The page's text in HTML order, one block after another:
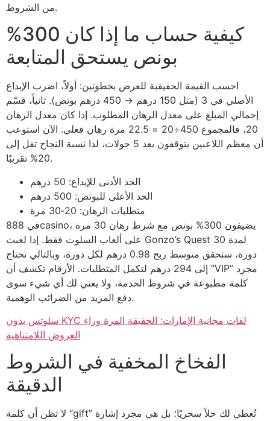
من الشروط.
كيفية حساب ما إذا كان 300%
بونص يستحق المتابعة
احسب القيمة الحقيقية للعرض بخطوتين: أولاً، اضرب الإيداع
الأصلي في 3 (مثل 150 درهم → 450 درهم بونص). ثانياً، قسّم
إجمالي المبلغ على معدل الرهان المطلوب. إذا كان معدل الرهان
20، فالمجموع 450÷20 = 22.5 مرة رهان فعلي. الآن استوعب
أن معظم اللاعبين يتوقفون بعد 5 جولات، لذا نسبة النجاح تقل إلى
20% تقريبًا.
الحد الأدنى للإيداع: 50 درهم
الحد الأعلى للبونص: 500 درهم
متطلبات الرهان: 20‑30 مرة
في 888casino، يضيفون 300% بونص مع شرط رهان 30 مرة
على ألعاب السلوت فقط. إذا لعبت Gonzo’s Quest لمدة 30
دورة، ستحقق متوسط ربح 0.98 درهم لكل دورة، وبالتالي تحتاج
إلى 294 درهم لتكمل المتطلبات. الأرقام تكشف أن “VIP” مجرد
كلمة مطبوعة في شروط الخدمة، ولا يعني لك أي شيء سوى
دفع المزيد من الضرائب الوهمية.
سلوتس بدون KYC لفات مجانية الإمارات: الحقيقة المرة وراء
العروض اللامتناهية
الفخاخ المخفية في الشروط
الدقيقة
لا تظن أن كلمة “gift” تُعطي لك حلاً سحريًا؛ بل هي مجرد إشارة